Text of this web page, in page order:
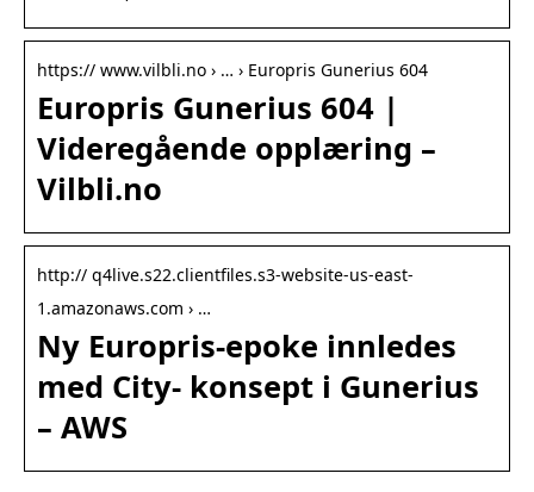
https:// www.vilbli.no › … › Europris Gunerius 604
Europris Gunerius 604 |
Videregående opplæring –
Vilbli.no
http:// q4live.s22.clientfiles.s3-website-us-east-
1.amazonaws.com › …
Ny Europris-epoke innledes
med City- konsept i Gunerius
– AWS